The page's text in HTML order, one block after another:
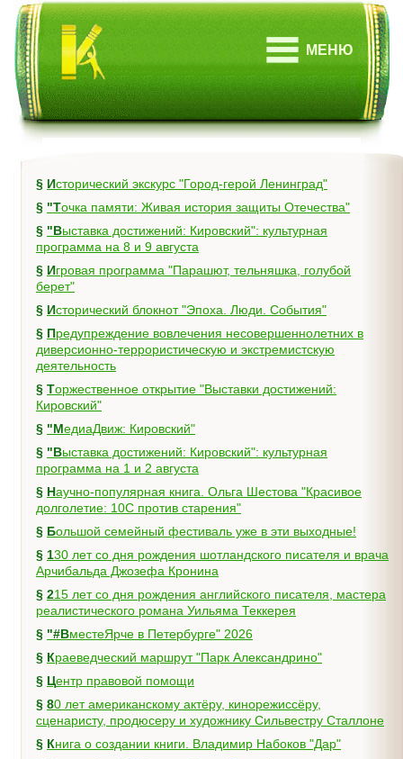
МЕНЮ
§
Исторический экскурс "Город-герой Ленинград"
§
"Точка памяти: Живая история защиты Отечества"
§ "Выставка достижений: Кировский": культурная
программа на 8 и 9 августа
§ Игровая программа "Парашют, тельняшка, голубой
берет"
§
Исторический блокнот "Эпоха. Люди. События"
§ Предупреждение вовлечения несовершеннолетних в
диверсионно-террористическую и экстремистскую
деятельность
§ Торжественное открытие "Выставки достижений:
Кировский"
§
"МедиаДвиж: Кировский"
§ "Выставка достижений: Кировский": культурная
программа на 1 и 2 августа
§ Научно-популярная книга. Ольга Шестова "Красивое
долголетие: 10C против старения"
§
Большой семейный фестиваль уже в эти выходные!
§ 130 лет со дня рождения шотландского писателя и врача
Арчибальда Джозефа Кронина
§ 215 лет со дня рождения английского писателя, мастера
реалистического романа Уильяма Теккерея
§
"#ВместеЯрче в Петербурге" 2026
§
Краеведческий маршрут "Парк Александрино"
§
Центр правовой помощи
§ 80 лет американскому актёру, кинорежиссёру,
сценаристу, продюсеру и художнику Сильвестру Сталлоне
§
Книга о создании книги. Владимир Набоков "Дар"